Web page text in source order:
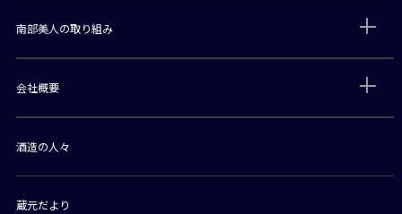
南部美人の取り組み
会社概要
酒造の人々
蔵元だより